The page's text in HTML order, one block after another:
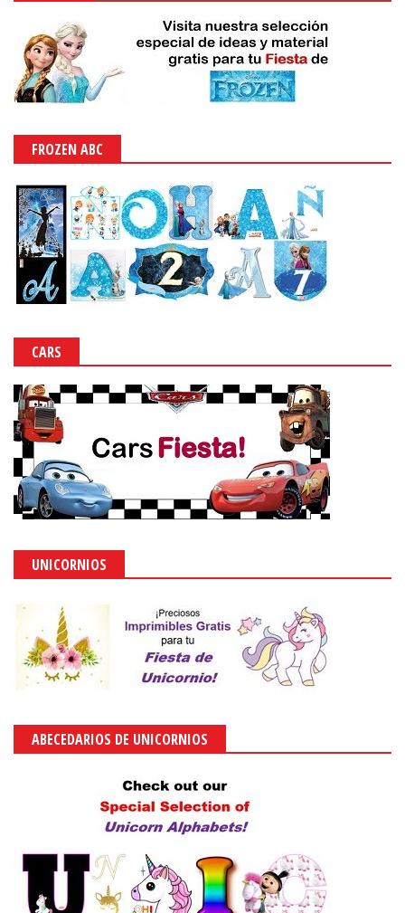
FROZEN ABC
CARS
UNICORNIOS
ABECEDARIOS DE UNICORNIOS